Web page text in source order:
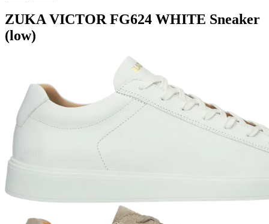
ZUKA VICTOR FG624 WHITE Sneaker
(low)